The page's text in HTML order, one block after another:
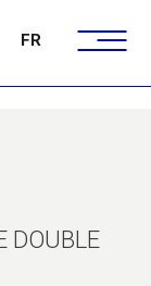
FR
DOUBLE